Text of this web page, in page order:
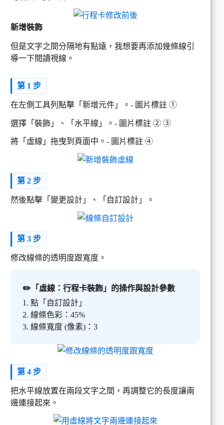
新增裝飾
但是文字之間分隔地有點遠，我想要再添加幾條線引
導一下閱讀視線。
第 1 步
在左側工具列點擊「新增元件」。- 圖片標註 ➀
選擇「裝飾」、「水平線」。- 圖片標註 ➁ ➂
將「虛線」拖曳到頁面中。- 圖片標註 ➃
第 2 步
然後點擊「變更設計」、「自訂設計」。
第 3 步
修改線條的透明度跟寬度。
✏️「虛線：行程卡裝飾」的操作與設計參數
1. 點「自訂設計」
2. 線條色彩：45%
3. 線條寬度 (像素)：3
第 4 步
把水平線放置在兩段文字之間，再調整它的長度讓兩
邊連接起來。